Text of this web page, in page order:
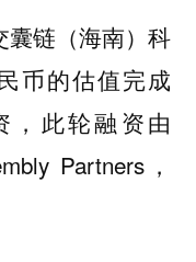
囊链（海南）科
币的估值完成
，此轮融资由
Partners，